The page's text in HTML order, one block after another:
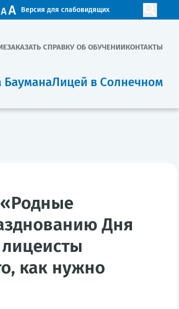
Версия для слабовидящих
ЗАКАЗАТЬ СПРАВКУ ОБ ОБУЧЕНИИКОНТАКТЫ
БауманаЛицей в Солнечном
Дня
как нужно